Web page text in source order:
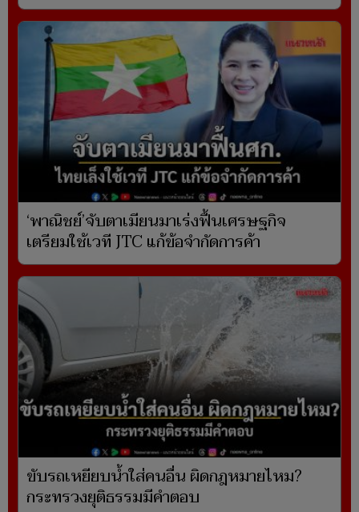
‘พาณิชย์’จับตาเมียนมาเร่งฟื้นเศรษฐกิจ
เตรียมใช้เวที JTC แก้ข้อจำกัดการค้า
ขับรถเหยียบน้ำใส่คนอื่น ผิดกฎหมายไหม?
กระทรวงยุติธรรมมีคำตอบ